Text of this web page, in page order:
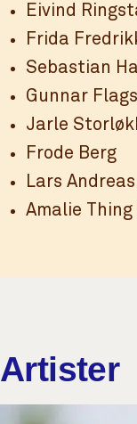
Eivind
Frida
Sebastian
Gunnar
Jarle
Frode Berg
Lars
Amalie
Artister